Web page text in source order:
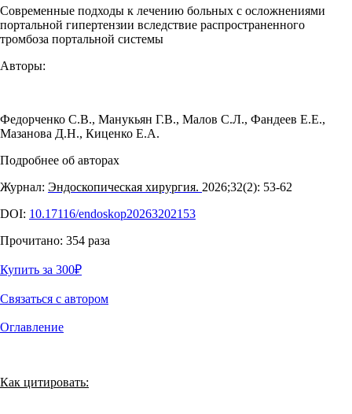
Современные подходы к лечению больных с осложнениями
портальной гипертензии вследствие распространенного
тромбоза портальной системы
Авторы:
Федорченко С.В., Манукьян Г.В., Малов С.Л., Фандеев Е.Е.,
Мазанова Д.Н., Киценко Е.А.
Подробнее об авторах
Журнал: Эндоскопическая хирургия. 2026;32(2): 53‑62
DOI: 10.17116/endoskop20263202153
Прочитано: 354 раза
Купить за 300₽
Связаться с автором
Оглавление
Как цитировать: